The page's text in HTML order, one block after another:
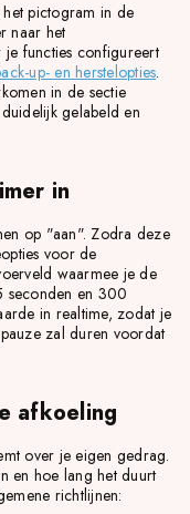
pictogram in de
naar het
functies configureert
up- en herstelopties.
in de sectie
gelabeld en
in
op "aan". Zodra deze
voor de
waarmee je de
seconden en 300
in realtime, zodat je
zal duren voordat
afkoeling
over je eigen gedrag.
en hoe lang het duurt
richtlijnen: